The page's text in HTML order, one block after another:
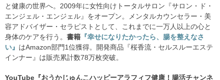
と健康の世界へ。2009年に女性向けトータルサロン『サロン・ド・
エンジェル・エンジェル』をオープン。メンタルカウンセラー・美
容アドバイザー・セラピストとして、これまでに一万人以上の心と
身体のケアを行う。 書籍 『幸せになりたかったら、腸を整えなさ
い』 はAmazon部門1位獲得。開発商品『桜香流・セルスルーエステ
インナー』は販売累計数78万枚突破。
YouTube『おうかじゅんこハッピーアラフィフ健康！腸活チャンネ